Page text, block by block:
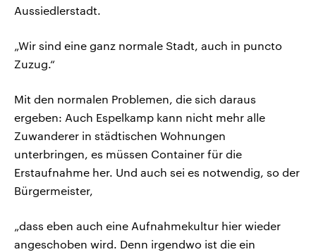
Aussiedlerstadt.
„Wir sind eine ganz normale Stadt, auch in puncto
Zuzug.“
Mit den normalen Problemen, die sich daraus
ergeben: Auch Espelkamp kann nicht mehr alle
Zuwanderer in städtischen Wohnungen
unterbringen, es müssen Container für die
Erstaufnahme her. Und auch sei es notwendig, so der
Bürgermeister,
„dass eben auch eine Aufnahmekultur hier wieder
angeschoben wird. Denn irgendwo ist die ein